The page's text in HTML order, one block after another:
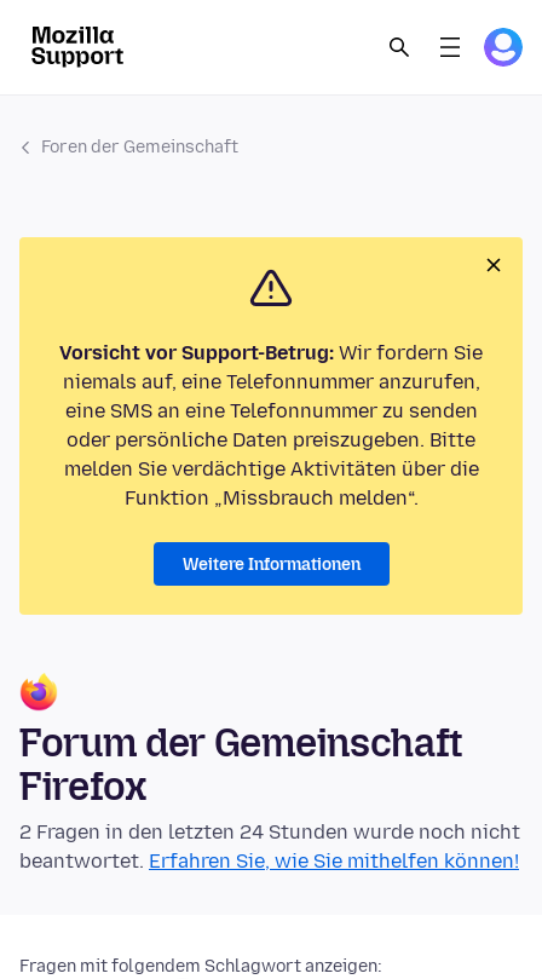
Foren der Gemeinschaft
Vorsicht vor Support-Betrug: Wir fordern Sie
niemals auf, eine Telefonnummer anzurufen,
eine SMS an eine Telefonnummer zu senden
oder persönliche Daten preiszugeben. Bitte
melden Sie verdächtige Aktivitäten über die
Funktion „Missbrauch melden“.
Weitere Informationen
Forum der Gemeinschaft
Firefox
2 Fragen in den letzten 24 Stunden wurde noch nicht
beantwortet. Erfahren Sie, wie Sie mithelfen können!
Fragen mit folgendem Schlagwort anzeigen: